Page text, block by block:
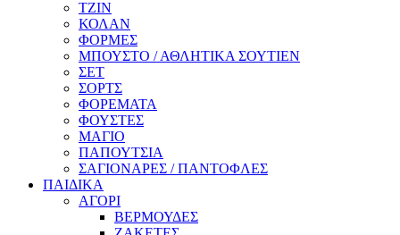
ΤΖΙΝ
ΚΟΛΑΝ
ΦΟΡΜΕΣ
ΜΠΟΥΣΤΟ / ΑΘΛΗΤΙΚΑ ΣΟΥΤΙΕΝ
ΣΕΤ
ΣΟΡΤΣ
ΦΟΡΕΜΑΤΑ
ΦΟΥΣΤΕΣ
ΜΑΓΙΟ
ΠΑΠΟΥΤΣΙΑ
ΣΑΓΙΟΝΑΡΕΣ / ΠΑΝΤΟΦΛΕΣ
ΠΑΙΔΙΚΑ
ΑΓΟΡΙ
ΒΕΡΜΟΥΔΕΣ